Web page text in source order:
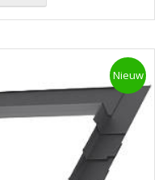
Nieuw